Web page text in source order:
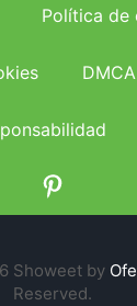
Política de
DMCA
Showeet by
Reserved.